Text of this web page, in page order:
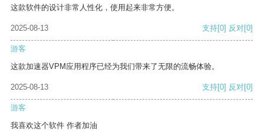
这款软件的设计非常人性化，使用起来非常方便。
2025-08-13 支持[0] 反对[0]
游客
这款加速器VPM应用程序已经为我们带来了无限的流畅体验。
2025-08-13 支持[0] 反对[0]
游客
我喜欢这个软件 作者加油